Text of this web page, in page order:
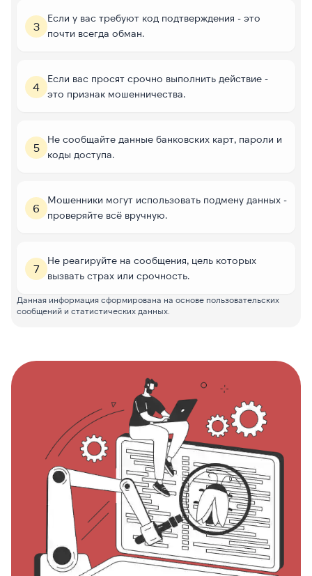
3
Если у вас требуют код подтверждения - это
почти всегда обман.
4
Если вас просят срочно выполнить действие -
это признак мошенничества.
5
Не сообщайте данные банковских карт, пароли и
коды доступа.
6
Мошенники могут использовать подмену данных -
проверяйте всё вручную.
7
Не реагируйте на сообщения, цель которых
вызвать страх или срочность.
Данная информация сформирована на основе пользовательских
сообщений и статистических данных.